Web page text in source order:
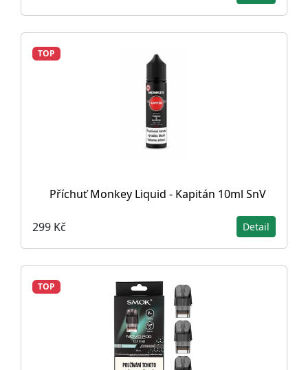
TOP
Příchuť Monkey Liquid - Kapitán 10ml SnV
299 Kč Detail
TOP